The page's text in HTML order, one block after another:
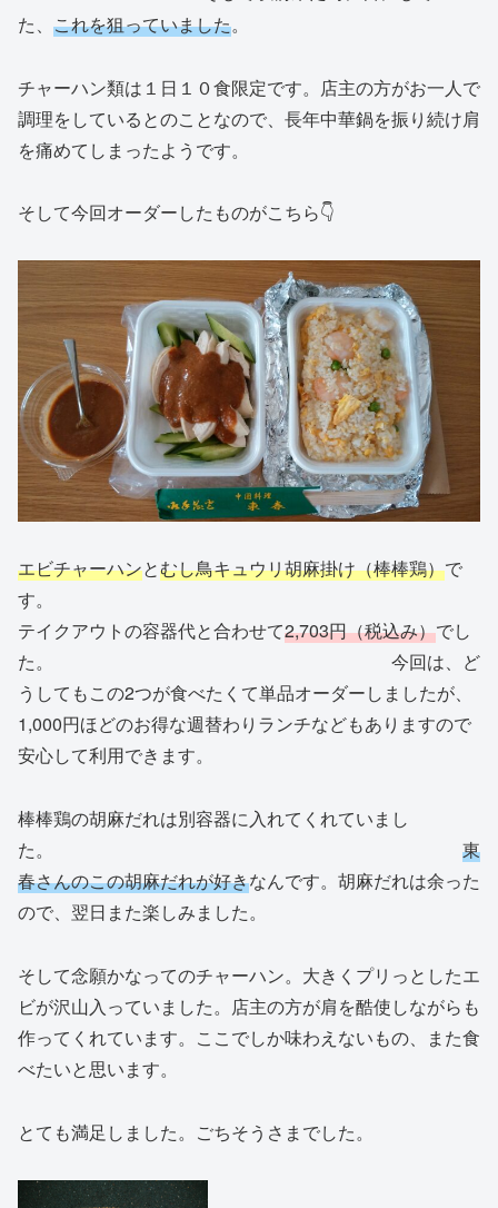
た、 これを狙っていました。
チャーハン類は１日１０食限定です。店主の方がお一人で
調理をしているとのことなので、長年中華鍋を振り続け肩
を痛めてしまったようです。
そして今回オーダーしたものがこちら👇
エビチャーハンとむし鳥キュウリ胡麻掛け（棒棒鶏）で
す。
テイクアウトの容器代と合わせて2,703円（税込み）でし
た。 今回は、ど
うしてもこの2つが食べたくて単品オーダーしましたが、
1,000円ほどのお得な週替わりランチなどもありますので
安心して利用できます。
棒棒鶏の胡麻だれは別容器に入れてくれていまし
た。 東
春さんのこの胡麻だれが好きなんです。胡麻だれは余った
ので、翌日また楽しみました。
そして念願かなってのチャーハン。大きくプリっとしたエ
ビが沢山入っていました。店主の方が肩を酷使しながらも
作ってくれています。ここでしか味わえないもの、また食
べたいと思います。
とても満足しました。ごちそうさまでした。